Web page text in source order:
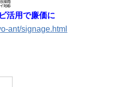
活用で廉価に
ant/signage.html